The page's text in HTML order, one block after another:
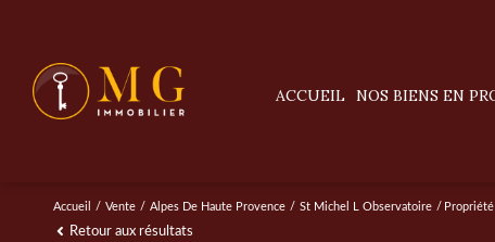
ACCUEIL NOS BIENS EN
appartements
Accueil Vente Alpes De Haute Provence St Michel L Observatoire
Retour aux résultats